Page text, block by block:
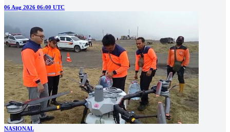
06 Aug 2026 06:00 UTC
NASIONAL